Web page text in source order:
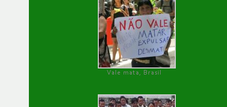
Vale mata, Brasil